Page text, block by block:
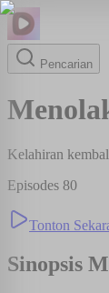
Pencarian
Kelahiran
Episodes 80
Tonton
Sinopsis